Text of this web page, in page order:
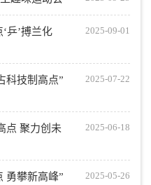
乒’搏兰化
2025-09-01
科技制高点”
2025-07-22
点 聚力创未
2025-06-18
勇攀新高峰”
2025-05-26